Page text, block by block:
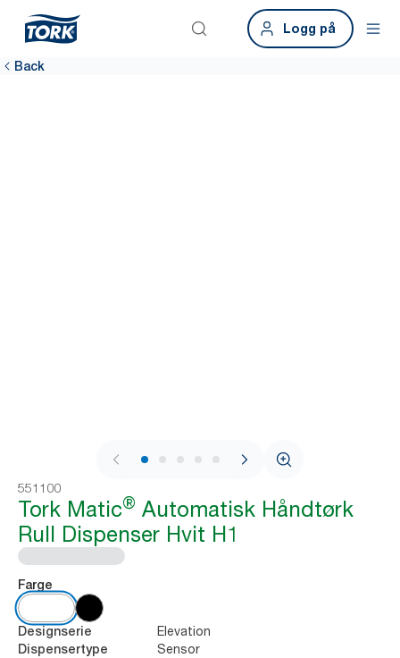
Logg på
Back
1 / 9
551100
Tork Matic® Automatisk Håndtørk
Rull Dispenser Hvit H1
Farge
Designserie Elevation
Dispensertype Sensor